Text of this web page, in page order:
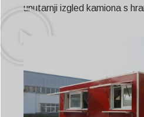
unutarnji izgled kamiona s